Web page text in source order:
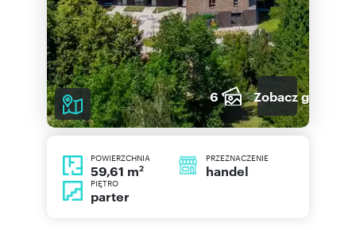
6 Zobacz galerię
POWIERZCHNIA
59,61 m2
PRZEZNACZENIE
handel
PIĘTRO
parter